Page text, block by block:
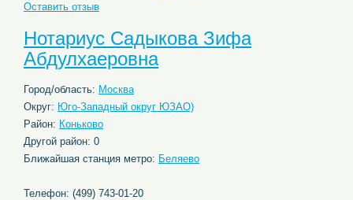
Оставить отзыв
Нотариус Садыкова Зифа
Абдулхаеровна
Город/область: Москва
Округ: Юго-Западный округ ЮЗАО)
Район: Коньково
Другой район: 0
Ближайшая станция метро: Беляево
Телефон: (499) 743-01-20